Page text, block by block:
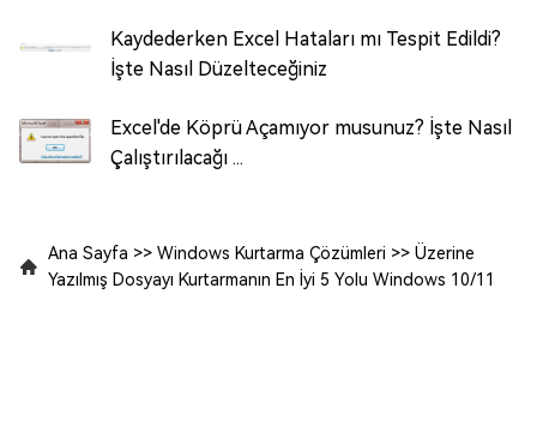
Kaydederken Excel Hataları mı Tespit Edildi?
İşte Nasıl Düzelteceğiniz
Excel'de Köprü Açamıyor musunuz? İşte Nasıl
Çalıştırılacağı ...
Ana Sayfa >> Windows Kurtarma Çözümleri >> Üzerine
Yazılmış Dosyayı Kurtarmanın En İyi 5 Yolu Windows 10/11